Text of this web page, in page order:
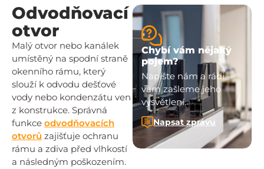
Odvodňovací
otvor
Malý otvor nebo kanálek
umístěný na spodní straně
okenního rámu, který
slouží k odvodu dešťové
vody nebo kondenzátu ven
z konstrukce. Správná
funkce odvodňovacích
otvorů zajišťuje ochranu
rámu a zdiva před vlhkostí
a následným poškozením.
Chybí vám nějaký
pojem?
Napište nám a rádi
vám zašleme jeho
vysvětlení.
Napsat zprávu